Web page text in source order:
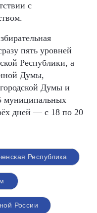
с
пять уровней
Республики, а
Думы,
Думы и
муниципальных
дней — с 18 по 20
Республика
России